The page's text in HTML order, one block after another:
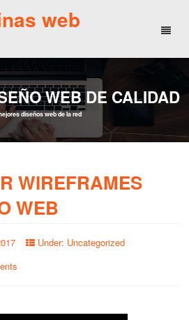
web
WEB DE CALIDAD
diseños web de la red
WIREFRAMES
WEB
Under: Uncategorized